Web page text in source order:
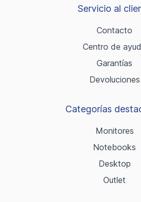
Servicio al
Contacto
Centro de
Garantías
Devoluciones
Categorías
Monitores
Notebooks
Desktop
Outlet